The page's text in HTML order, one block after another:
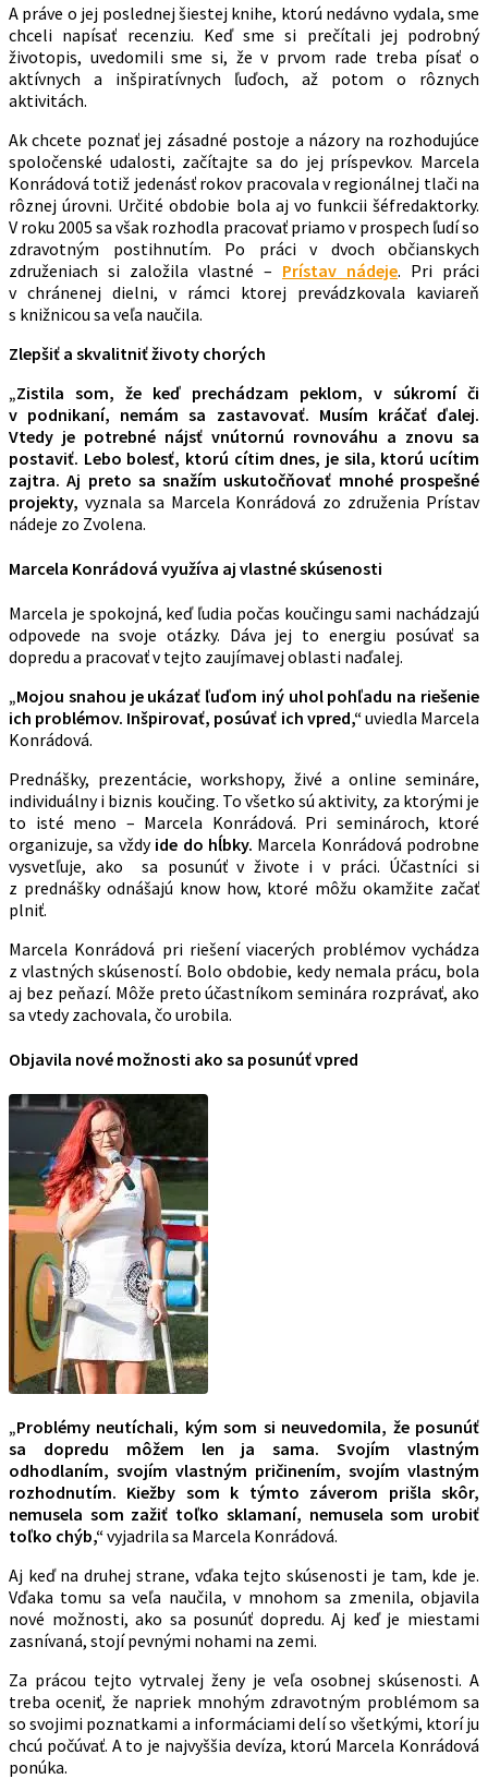
A práve o jej poslednej šiestej knihe, ktorú nedávno vydala, sme
chceli napísať recenziu. Keď sme si prečítali jej podrobný
životopis, uvedomili sme si, že v prvom rade treba písať o
aktívnych a inšpiratívnych ľuďoch, až potom o rôznych
aktivitách.
Ak chcete poznať jej zásadné postoje a názory na rozhodujúce
spoločenské udalosti, začítajte sa do jej príspevkov. Marcela
Konrádová totiž jedenásť rokov pracovala v regionálnej tlači na
rôznej úrovni. Určité obdobie bola aj vo funkcii šéfredaktorky.
V roku 2005 sa však rozhodla pracovať priamo v prospech ľudí so
zdravotným postihnutím. Po práci v dvoch občianskych
združeniach si založila vlastné – Prístav nádeje. Pri práci
v chránenej dielni, v rámci ktorej prevádzkovala kaviareň
s knižnicou sa veľa naučila.
Zlepšiť a skvalitniť životy chorých
„Zistila som, že keď prechádzam peklom, v súkromí či
v podnikaní, nemám sa zastavovať. Musím kráčať ďalej.
Vtedy je potrebné nájsť vnútornú rovnováhu a znovu sa
postaviť. Lebo bolesť, ktorú cítim dnes, je sila, ktorú ucítim
zajtra. Aj preto sa snažím uskutočňovať mnohé prospešné
projekty, vyznala sa Marcela Konrádová zo združenia Prístav
nádeje zo Zvolena.
Marcela Konrádová využíva aj vlastné skúsenosti
Marcela je spokojná, keď ľudia počas koučingu sami nachádzajú
odpovede na svoje otázky. Dáva jej to energiu posúvať sa
dopredu a pracovať v tejto zaujímavej oblasti naďalej.
„Mojou snahou je ukázať ľuďom iný uhol pohľadu na riešenie
ich problémov. Inšpirovať, posúvať ich vpred,“uviedla Marcela
Konrádová.
Prednášky, prezentácie, workshopy, živé a online semináre,
individuálny i biznis koučing. To všetko sú aktivity, za ktorými je
to isté meno – Marcela Konrádová. Pri seminároch, ktoré
organizuje, sa vždy ide do hĺbky. Marcela Konrádová podrobne
vysvetľuje, ako sa posunúť v živote i v práci. Účastníci si
z prednášky odnášajú know how, ktoré môžu okamžite začať
plniť.
Marcela Konrádová pri riešení viacerých problémov vychádza
z vlastných skúseností. Bolo obdobie, kedy nemala prácu, bola
aj bez peňazí. Môže preto účastníkom seminára rozprávať, ako
sa vtedy zachovala, čo urobila.
Objavila nové možnosti ako sa posunúť vpred
„Problémy neutíchali, kým som si neuvedomila, že posunúť
sa dopredu môžem len ja sama. Svojím vlastným
odhodlaním, svojím vlastným pričinením, svojím vlastným
rozhodnutím. Kiežby som k týmto záverom prišla skôr,
nemusela som zažiť toľko sklamaní, nemusela som urobiť
toľko chýb,“vyjadrila sa Marcela Konrádová.
Aj keď na druhej strane, vďaka tejto skúsenosti je tam, kde je.
Vďaka tomu sa veľa naučila, v mnohom sa zmenila, objavila
nové možnosti, ako sa posunúť dopredu. Aj keď je miestami
zasnívaná, stojí pevnými nohami na zemi.
Za prácou tejto vytrvalej ženy je veľa osobnej skúsenosti. A
treba oceniť, že napriek mnohým zdravotným problémom sa
so svojimi poznatkami a informáciami delí so všetkými, ktorí ju
chcú počúvať. A to je najvyššia devíza, ktorú Marcela Konrádová
ponúka.